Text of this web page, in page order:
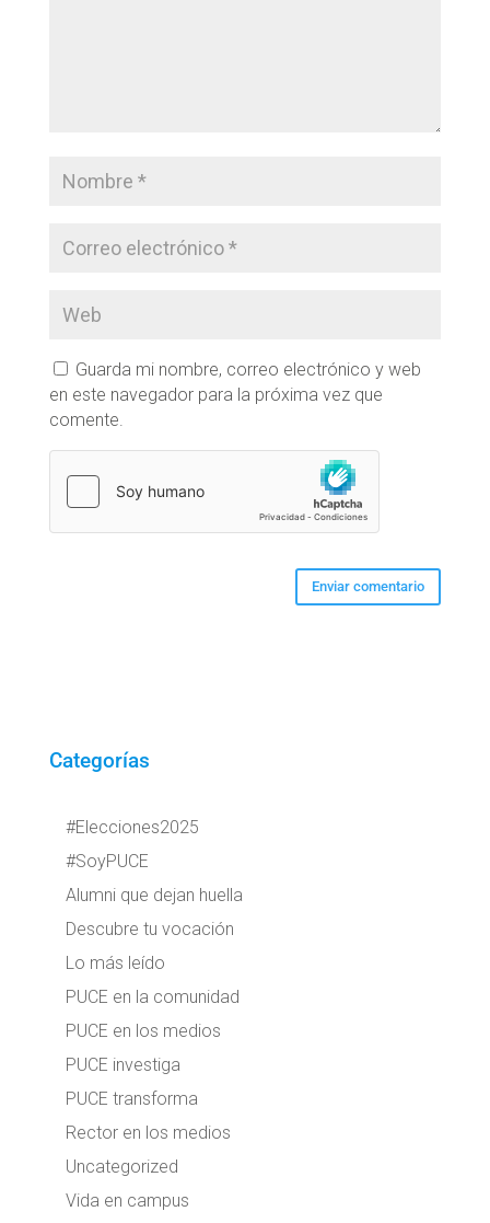
Guarda mi nombre, correo electrónico y web
en este navegador para la próxima vez que
comente.
Categorías
#Elecciones2025
#SoyPUCE
Alumni que dejan huella
Descubre tu vocación
Lo más leído
PUCE en la comunidad
PUCE en los medios
PUCE investiga
PUCE transforma
Rector en los medios
Uncategorized
Vida en campus